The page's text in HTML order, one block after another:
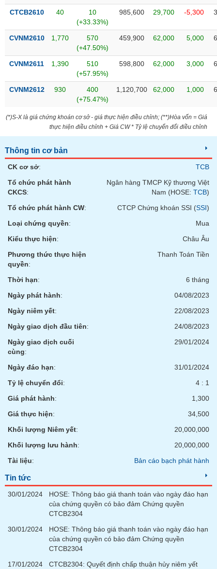
CTCB2610 40
10
(+33.33%)
985,600 29,700 -5,300
CVNM2610 1,770
570
(+47.50%)
459,900 62,000 5,000
CVNM2611 1,390
510
(+57.95%)
598,800 62,000 3,000
CVNM2612 930
400
(+75.47%)
1,120,700 62,000 1,000
(*)S-X là giá chứng khoán cơ sở - giá thực hiện điều chỉnh; (**)Hòa vốn = Giá
thực hiện điều chỉnh + Giá CW * Tỷ lệ chuyển đổi điều chỉnh
Thông tin cơ bản
CK cơ sở:
TCB
Tổ chức phát hành
CKCS:
Ngân hàng TMCP Kỹ thương Việt
Nam (HOSE: TCB)
Tổ chức phát hành CW: CTCP Chứng khoán SSI (SSI)
Loại chứng quyền:
Mua
Kiểu thực hiện:
Châu Âu
Phương thức thực hiện
quyền:
Thanh Toán Tiền
Thời hạn:
6 tháng
Ngày phát hành:
04/08/2023
Ngày niêm yết:
22/08/2023
Ngày giao dịch đầu tiên:
24/08/2023
Ngày giao dịch cuối
cùng:
29/01/2024
Ngày đáo hạn:
31/01/2024
Tỷ lệ chuyển đổi:
4 : 1
Giá phát hành:
1,300
Giá thực hiện:
34,500
Khối lượng Niêm yết:
20,000,000
Khối lượng lưu hành:
20,000,000
Tài liệu: Bản cáo bạch phát hành
Tin tức
30/01/2024
HOSE: Thông báo giá thanh toán vào ngày đáo hạn
của chứng quyền có bảo đảm Chứng quyền
CTCB2304
30/01/2024
HOSE: Thông báo giá thanh toán vào ngày đáo hạn
của chứng quyền có bảo đảm Chứng quyền
CTCB2304
17/01/2024
CTCB2304: Quyết định chấp thuận hủy niêm yết
Tin
tức
của
giả
(-)
Báo
phân
tích
(-)
Thuật
ngữ
Dịch
vụ
Đào
tài
chính
Công
đầu
tư
Truyền
thông
tài
liệu